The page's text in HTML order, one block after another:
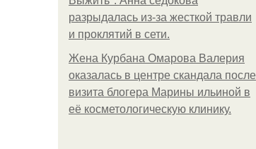
разрыдалась из-за жесткой травли
и проклятий в сети.
Жена Курбана Омарова Валерия
оказалась в центре скандала после
визита блогера Марины ильиной в
её косметологическую клинику.